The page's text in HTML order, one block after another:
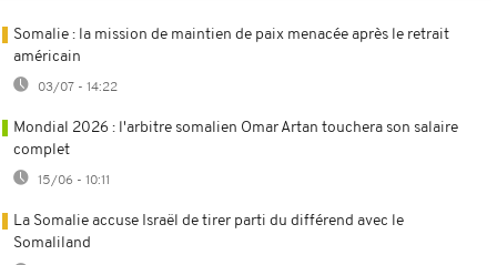
Somalie : la mission de maintien de paix menacée après le retrait
américain
03/07 - 14:22
Mondial 2026 : l'arbitre somalien Omar Artan touchera son salaire
complet
15/06 - 10:11
La Somalie accuse Israël de tirer parti du différend avec le
Somaliland